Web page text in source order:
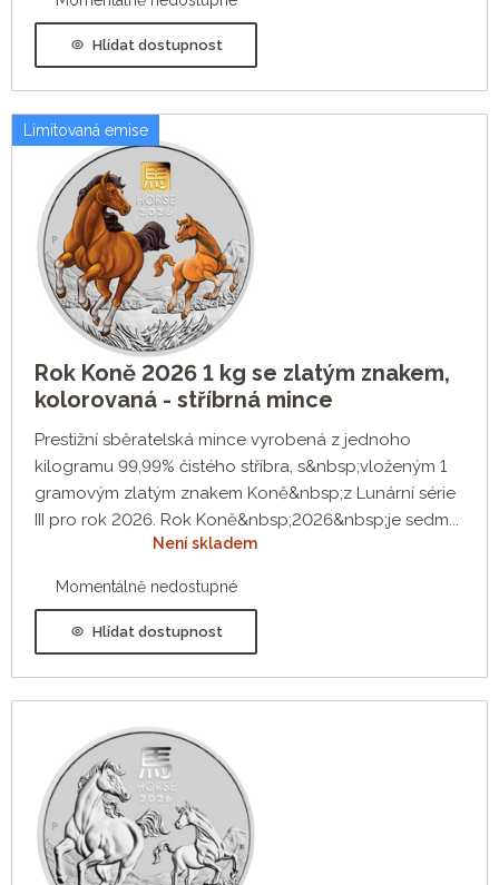
Hlídat dostupnost
Limitovaná emise
Rok Koně 2026 1 kg se zlatým znakem,
kolorovaná - stříbrná mince
Prestižní sběratelská mince vyrobená z jednoho
kilogramu 99,99% čistého stříbra, s&nbsp;vloženým 1
gramovým zlatým znakem Koně&nbsp;z Lunární série
III pro rok 2026. Rok Koně&nbsp;2026&nbsp;je sedm...
Není skladem
Momentálně nedostupné
Hlídat dostupnost